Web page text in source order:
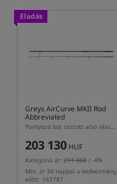
Eladás
Greys AirCurve MKII Rod
Abbreviated
Pontyozó bot osztott alsó résszel
203 130 HUF
Kategória ár: 211 060 / -4%
Min. ár 30 nappal a kedvezmény
előtt: 167787